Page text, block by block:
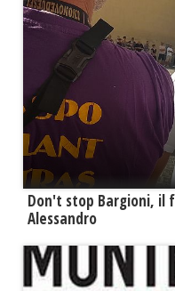
Don't stop Bargioni, il
Alessandro